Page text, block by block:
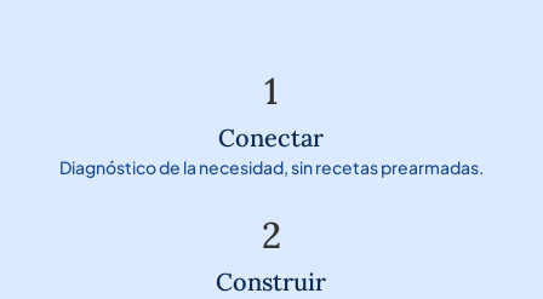
1
Conectar
Diagnóstico de la necesidad, sin recetas prearmadas.
2
Construir